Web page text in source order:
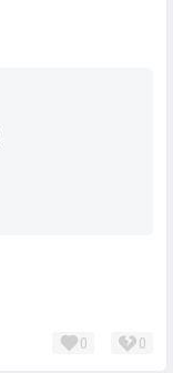
0 0